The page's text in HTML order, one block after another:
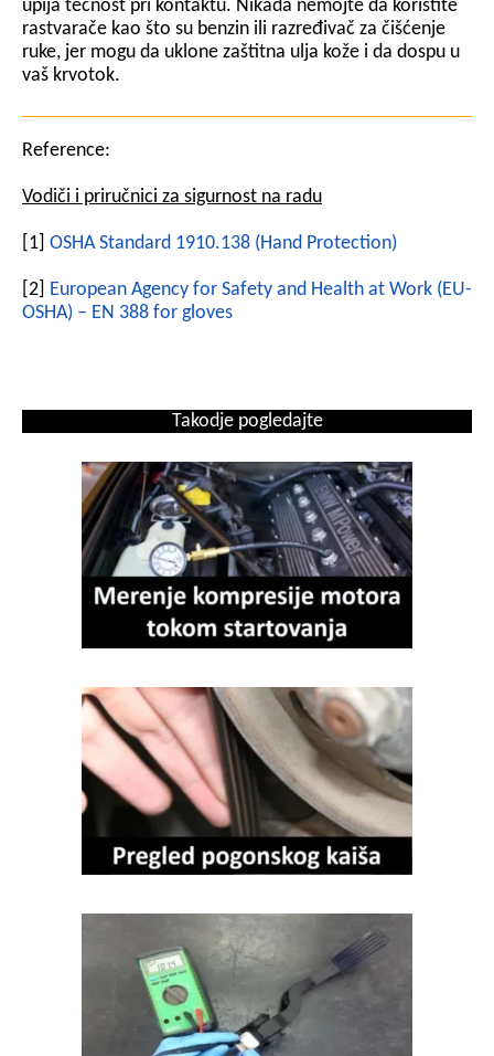
upija tečnost pri kontaktu. Nikada nemojte da koristite
rastvarače kao što su benzin ili razređivač za čišćenje
ruke, jer mogu da uklone zaštitna ulja kože i da dospu u
vaš krvotok.
Reference:
Vodiči i priručnici za sigurnost na radu
[1] OSHA Standard 1910.138 (Hand Protection)
[2]
European Agency for Safety and Health at Work (EU-
OSHA) – EN 388 for gloves
Takodje pogledajte